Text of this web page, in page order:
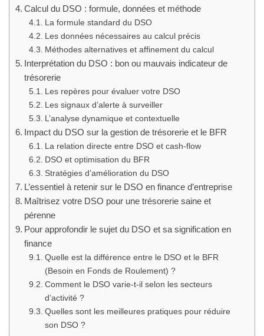
Calcul du DSO : formule, données et méthode
La formule standard du DSO
Les données nécessaires au calcul précis
Méthodes alternatives et affinement du calcul
Interprétation du DSO : bon ou mauvais indicateur de
trésorerie
Les repères pour évaluer votre DSO
Les signaux d’alerte à surveiller
L’analyse dynamique et contextuelle
Impact du DSO sur la gestion de trésorerie et le BFR
La relation directe entre DSO et cash-flow
DSO et optimisation du BFR
Stratégies d’amélioration du DSO
L’essentiel à retenir sur le DSO en finance d’entreprise
Maîtrisez votre DSO pour une trésorerie saine et
pérenne
Pour approfondir le sujet du DSO et sa signification en
finance
Quelle est la différence entre le DSO et le BFR
(Besoin en Fonds de Roulement) ?
Comment le DSO varie-t-il selon les secteurs
d’activité ?
Quelles sont les meilleures pratiques pour réduire
son DSO ?